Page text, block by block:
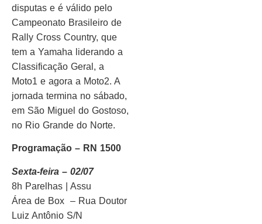
disputas e é válido pelo
Campeonato Brasileiro de
Rally Cross Country, que
tem a Yamaha liderando a
Classificação Geral, a
Moto1 e agora a Moto2. A
jornada termina no sábado,
em São Miguel do Gostoso,
no Rio Grande do Norte.
Programação – RN 1500
Sexta-feira – 02/07
8h Parelhas | Assu
Área de Box – Rua Doutor
Luiz Antônio S/N